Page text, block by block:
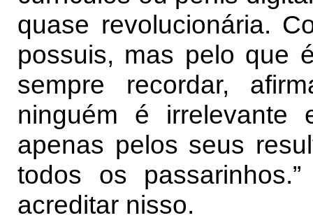
quase revolucionária.
possuis, mas pelo que
sempre recordar,
ninguém é irrelevante
apenas pelos seus
todos os
acreditar nisso.